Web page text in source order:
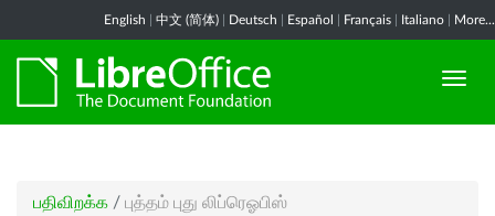
English 中文 (简体) Deutsch Español Français Italiano More...
பதிவிறக்க / புத்தம் புது லிப்ரெஓபிஸ்